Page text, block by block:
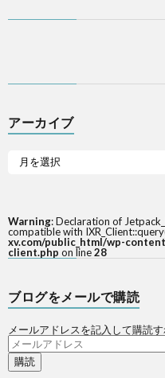
アーカイブ
Warning: Declaration of
compatible with
xv.com/public_html/wp-
client.php on line28
ブログをメールで購読
メールアドレスを記入して購読
メ
ー
ル
ア